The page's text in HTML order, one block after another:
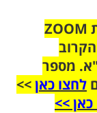
הצטרפו לקבוצת הוואטסאפ לקראת ZOOM
מספר
לחצו כאן>>
>>